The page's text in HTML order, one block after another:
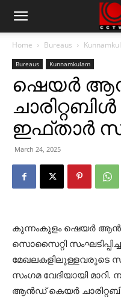
Home Bureaus
Bureaus Kunnamkulam
ഷെയര്‍
ഇഫ്താര്‍
March 24, 2025
കുന്നംകുളം ഷെയര്‍
സൊസൈറ്റി
മേഖലകളിലുള്ളവരുടെ
സംഗമ വേദിയായി
ആന്‍ഡ് കെയര്‍